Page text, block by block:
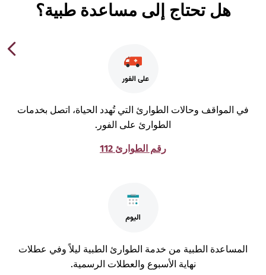
هل تحتاج إلى مساعدة طبية؟
المواقف وحالات الطوارئ التي تُهدد الحياة، اتصل بخدمات
الطوارئ على الفور.
رقم الطوارئ 112
الطبية من خدمة الطوارئ الطبية ليلاً وفي عطلات
نهاية الأسبوع والعطلات الرسمية.